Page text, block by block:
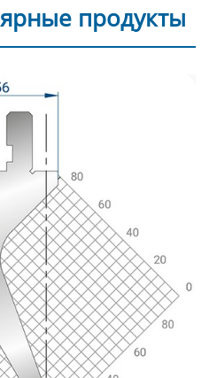
продукты